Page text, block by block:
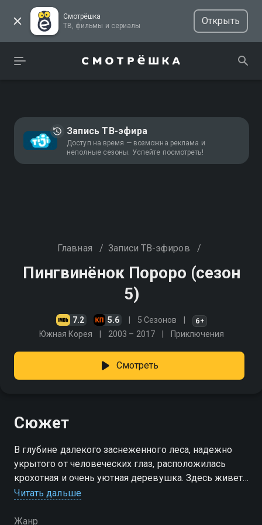
Смотрёшка
ТВ, фильмы и сериалы
Открыть
Запись ТВ-эфира
Доступ на время — возможна реклама и
неполные сезоны. Успейте посмотреть!
Главная / Записи ТВ-эфиров /
Пингвинёнок Пороро (сезон
5)
7.2 5.6 5 Сезонов 6+
Южная Корея 2003 – 2017 Приключения
Смотреть
Сюжет
В глубине далекого заснеженного леса, надежно
укрытого от человеческих глаз, расположилась
крохотная и очень уютная деревушка. Здесь живет
компания очаровательных зверят: непоседливый и
младший названый братец — маленький
Читать дальше
Жанр